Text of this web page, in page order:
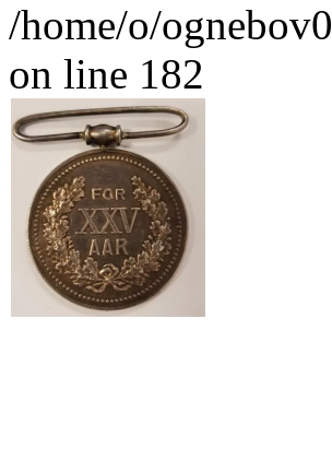
/home/o/
on line 182